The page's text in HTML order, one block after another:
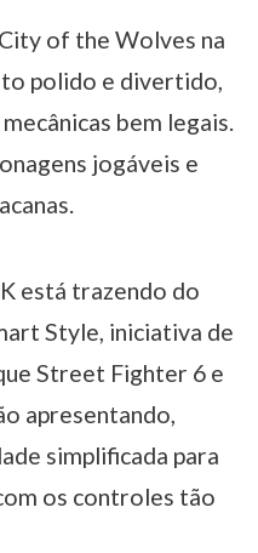
of the Wolves na
polido e divertido,
bem legais.
jogáveis e
está trazendo do
Style, iniciativa de
Street Fighter 6 e
apresentando,
simplificada para
os controles tão